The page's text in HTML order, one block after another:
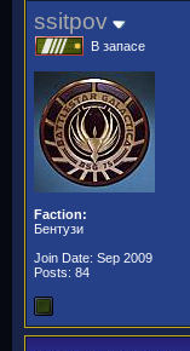
ssitpov
В запасе
Faction:
Бентузи
Join Date: Sep 2009
Posts: 84